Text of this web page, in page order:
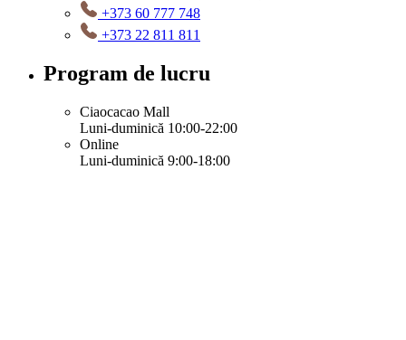
+373 60 777 748
+373 22 811 811
Program de lucru
Ciaocacao Mall
Luni-duminică 10:00-22:00
Online
Luni-duminică 9:00-18:00